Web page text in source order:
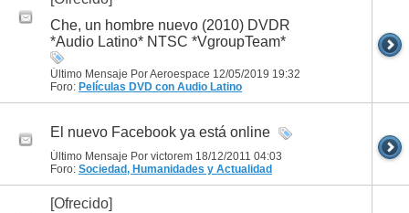
Che, un hombre nuevo (2010) DVDR
*Audio Latino* NTSC *VgroupTeam*
Último Mensaje Por Aeroespace 12/05/2019 19:32
Foro: Películas DVD con Audio Latino
El nuevo Facebook ya está online
Último Mensaje Por victorem 18/12/2011 04:03
Foro: Sociedad, Humanidades y Actualidad
[Ofrecido]